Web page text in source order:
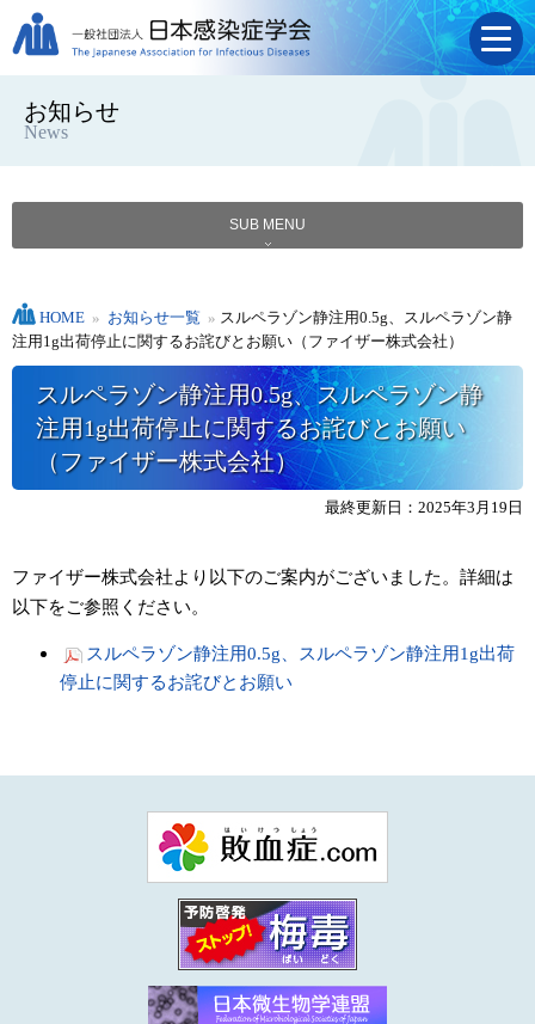
お知らせ
News
SUB MENU
HOME » お知らせ一覧 » スルペラゾン静注用0.5g、スルペラゾン静
注用1g出荷停止に関するお詫びとお願い（ファイザー株式会社）
スルペラゾン静注用0.5g、スルペラゾン静
注用1g出荷停止に関するお詫びとお願い
（ファイザー株式会社）
最終更新日：2025年3月19日
ファイザー株式会社より以下のご案内がございました。詳細は
以下をご参照ください。
スルペラゾン静注用0.5g、スルペラゾン静注用1g出荷
停止に関するお詫びとお願い